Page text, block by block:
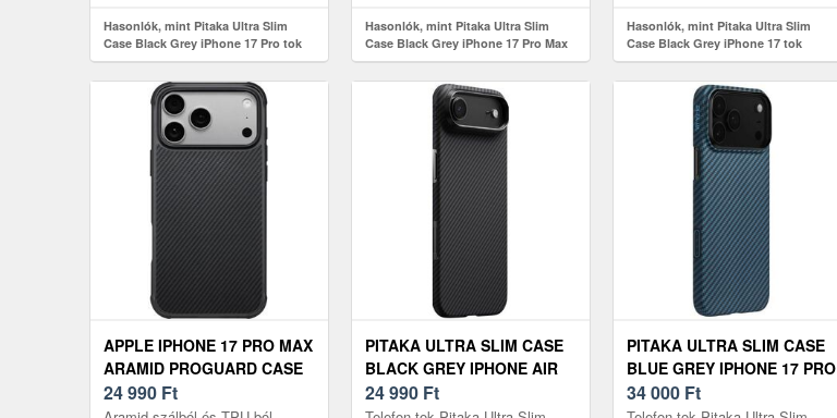
Hasonlók, mint Pitaka Ultra Slim
Case Black Grey iPhone 17 Pro tok
Hasonlók, mint Pitaka Ultra Slim
Case Black Grey iPhone 17 Pro Max
tok
Hasonlók, mint Pitaka Ultra Slim
Case Black Grey iPhone 17 tok
APPLE IPHONE 17 PRO MAX
ARAMID PROGUARD CASE
BLACK/GREY
24 990 Ft
PITAKA ULTRA SLIM CASE
BLACK GREY IPHONE AIR
TOK
24 990 Ft
PITAKA ULTRA SLIM CASE
BLUE GREY IPHONE 17 PRO
MAX TOK
34 000 Ft